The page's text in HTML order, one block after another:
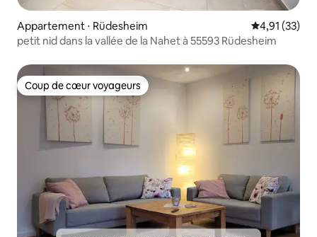
Appartement ⋅ Rüdesheim Évaluation
4,91 (33)
petit nid dans la vallée de la Nahet à 55593 Rüdesheim
Coup de cœur voyageurs
Coup de cœur voyageurs